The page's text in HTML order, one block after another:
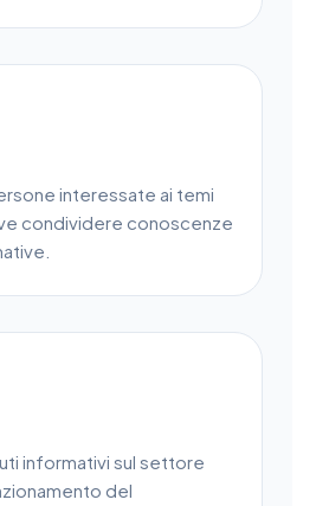
interessate ai temi
condividere conoscenze
informativi sul settore
del